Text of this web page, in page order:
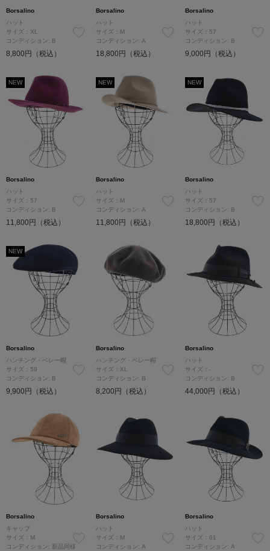
Borsalino
ハット
サイズ：XL
コンディション: B
8,800円（税込）
Borsalino
ハット
サイズ：M
コンディション: A
18,800円（税込）
Borsalino
ハット
サイズ：57
コンディション: B
9,000円（税込）
NEW
Borsalino
ハット
サイズ：57
コンディション: B
11,800円（税込）
NEW
Borsalino
ハット
サイズ：M
コンディション: A
11,800円（税込）
NEW
Borsalino
ハット
サイズ：57
コンディション: B
18,800円（税込）
NEW
Borsalino
ハンチング・ベレー帽
サイズ：59
コンディション: B
9,900円（税込）
Borsalino
ハンチング・ベレー帽
サイズ：XL
コンディション: B
8,200円（税込）
Borsalino
ハット
サイズ：-
コンディション: B
44,000円（税込）
Borsalino
キャップ
サイズ：M
コンディション: 新品同様
Borsalino
ハット
サイズ：M
コンディション: A
Borsalino
ハット
サイズ：61
コンディション: A